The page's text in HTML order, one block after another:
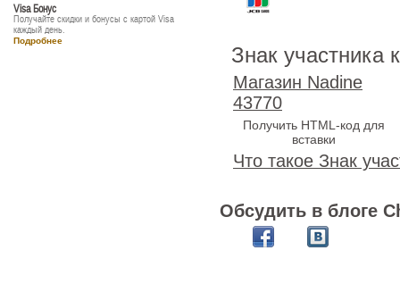
Visa Бонус
Получайте скидки и бонусы с картой Visa
каждый день.
Подробнее
Знак участника
Магазин Nadine
43770
Получить HTML-код для
вставки
Что такое Знак
Обсудить в блоге